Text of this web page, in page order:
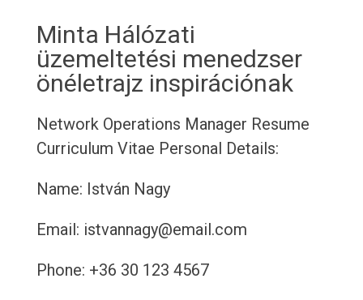
Minta Hálózati
üzemeltetési menedzser
önéletrajz inspirációnak
Network Operations Manager Resume
Curriculum Vitae Personal Details:
Name: István Nagy
Email: istvannagy@email.com
Phone: +36 30 123 4567